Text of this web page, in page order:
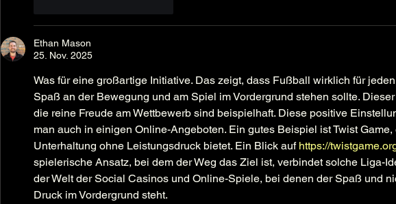
Ethan Mason
25. Nov. 2025
Was für eine großartige Initiative. Das zeigt, dass Fußball wirklich für
Spaß an der Bewegung und am Spiel im Vordergrund stehen sollte.
die reine Freude am Wettbewerb sind beispielhaft. Diese positive
man auch in einigen Online-Angeboten. Ein gutes Beispiel ist Twist
Unterhaltung ohne Leistungsdruck bietet. Ein Blick auf https://
spielerische Ansatz, bei dem der Weg das Ziel ist, verbindet solche Liga-
der Welt der Social Casinos und Online-Spiele, bei denen der Spaß und
Druck im Vordergrund steht.